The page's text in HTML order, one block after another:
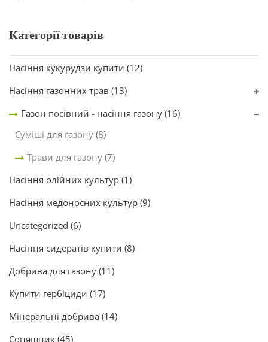
Категорії товарів
Насіння кукурудзи купити (12)
Насіння газонних трав (13)
Газон посівний - насіння газону (16)
Суміші для газону (8)
Трави для газону (7)
Насіння олійних культур (1)
Насіння медоносних культур (9)
Uncategorized (6)
Насіння сидератів купити (8)
Добрива для газону (11)
Купити гербіциди (17)
Мінеральні добрива (14)
Соняшник (45)